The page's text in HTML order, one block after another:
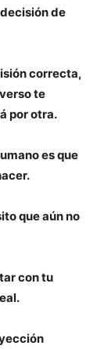
de
correcta,
te
por otra.
es que
que aún no
con tu